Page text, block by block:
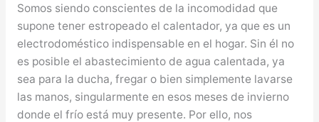
Somos siendo conscientes de la incomodidad que
supone tener estropeado el calentador, ya que es un
electrodoméstico indispensable en el hogar. Sin él no
es posible el abastecimiento de agua calentada, ya
sea para la ducha, fregar o bien simplemente lavarse
las manos, singularmente en esos meses de invierno
donde el frío está muy presente. Por ello, nos